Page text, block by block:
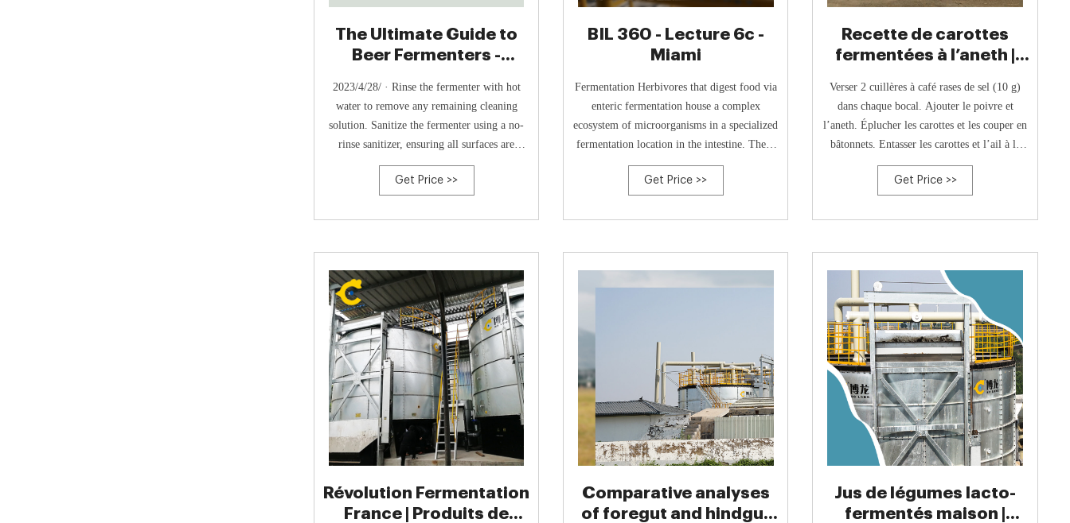
The Ultimate Guide to
Beer Fermenters -
2023/4/28/ · Rinse the fermenter with hot
water to remove any remaining cleaning
solution. Sanitize the fermenter using a no-
rinse sanitizer, ensuring all surfaces are
covered. Allow the fermenter to air dry
completely before storing or using it for a
fermenter for any signs of damage or wear,
Get Price >>
BIL 360 - Lecture 6c -
Miami
Fermentation Herbivores that digest food via
enteric fermentation house a complex
ecosystem of microorganisms in a specialized
fermentation location in the intestine. These
microbes break down complex carbohydrates
into their simpler components. Herbivorous
the fermentation vat. foregut fermenters
Get Price >>
Recette de carottes
fermentées à l’aneth |
Verser 2 cuillères à café rases de sel (10 g)
dans chaque bocal. Ajouter le poivre et
l’aneth. Éplucher les carottes et les couper en
bâtonnets. Entasser les carottes et l’ail à la
verticale, jusqu’à ce qu’ils soient bien coincés
et qu’ils ne puissent pas remonter lors de la
Get Price >>
Révolution Fermentation
France | Produits de
Comparative analyses
of foregut and hindgut
Jus de légumes lacto-
fermentés maison |